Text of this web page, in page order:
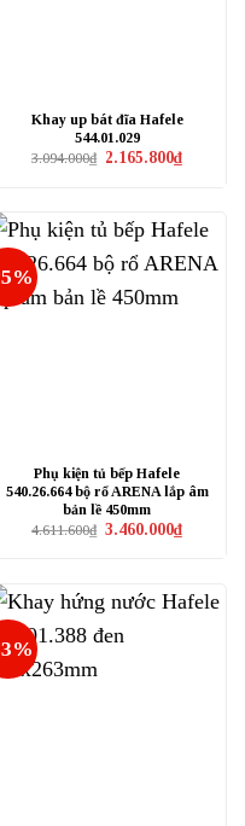
Khay up bát đĩa Hafele
544.01.029
3.094.000₫ Giá
2.165.800₫Giá
hiện
Phụ kiện tủ bếp Hafele
540.26.664 bộ rổ ARENA lắp âm
bản lề 450mm
4.611.600₫ Giá
3.460.000₫Giá
hiện